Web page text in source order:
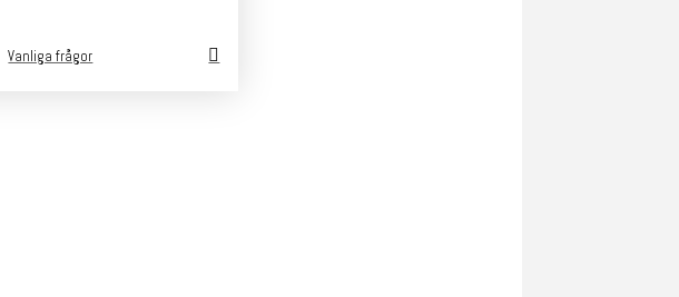
Vanliga frågor